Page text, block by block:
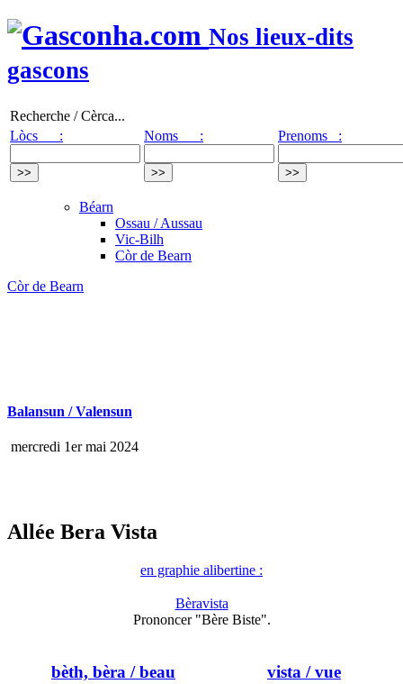
Nos lieux-dits
gascons
Recherche / Cèrca...
Lòcs :
Noms : Prenoms :
Béarn
Ossau / Aussau
Vic-Bilh
Còr de Bearn
Còr de Bearn
Balansun / Valensun
mercredi 1er mai 2024
Allée Bera Vista
en graphie alibertine :
Bèravista
Prononcer "Bère Biste".
bèth, bèra / beau vista / vue